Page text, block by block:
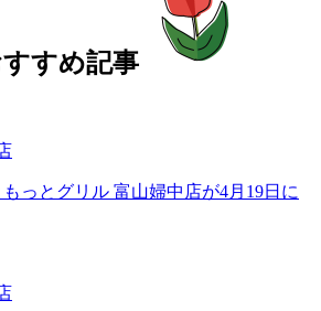
すめ記事
もっとグリル 富山婦中店が4月19日に